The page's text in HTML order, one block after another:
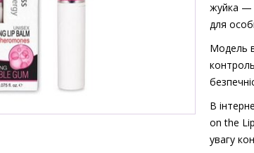
жуйка —
для
Модель
В
on the
увагу